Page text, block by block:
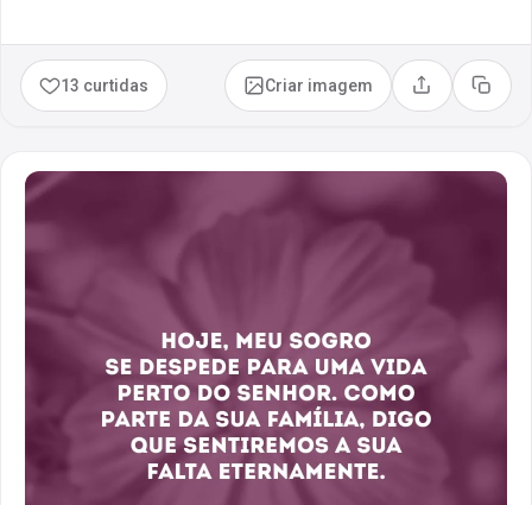
13 curtidas Criar imagem Compartilhar
Copiar